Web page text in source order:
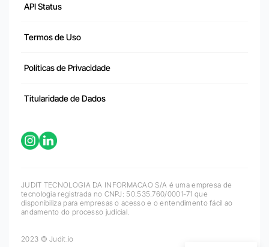
API Status
Termos de Uso
Políticas de Privacidade
Titularidade de Dados
JUDIT TECNOLOGIA DA INFORMACAO S/A é uma empresa de
tecnologia registrada no CNPJ: 50.535.760/0001-71 que
disponibiliza para empresas o acesso e o entendimento fácil ao
andamento do processo judicial.
2023 © Judit.io